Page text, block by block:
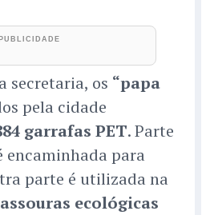
secretaria, os “papa
pela cidade
garrafas PET. Parte
encaminhada para
parte é utilizada na
ecológicas